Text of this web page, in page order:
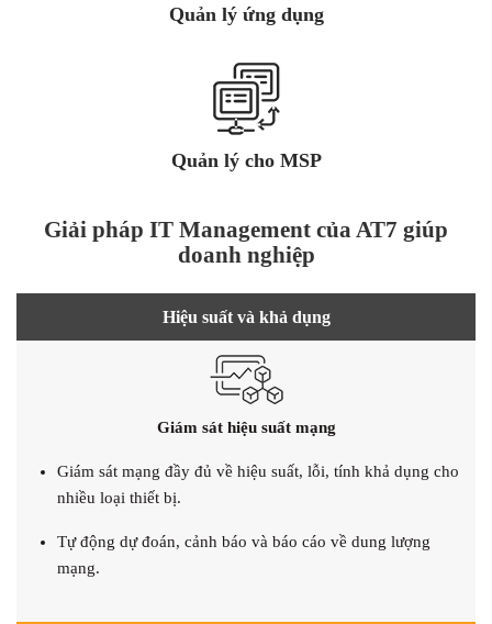
Quản lý ứng dụng
Quản lý cho MSP
Giải pháp IT Management của AT7 giúp
doanh nghiệp
Hiệu suất và khả dụng
Giám sát hiệu suất mạng
Giám sát mạng đầy đủ về hiệu suất, lỗi, tính khả dụng cho
nhiều loại thiết bị.
Tự động dự đoán, cảnh báo và báo cáo về dung lượng
mạng.